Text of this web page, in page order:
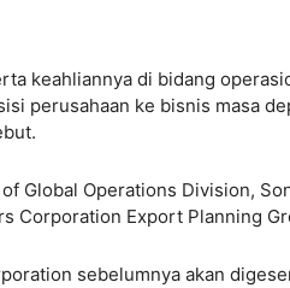
keahliannya di bidang
perusahaan ke bisnis masa
Global Operations Division,
Corporation Export Planning
sebelumnya akan